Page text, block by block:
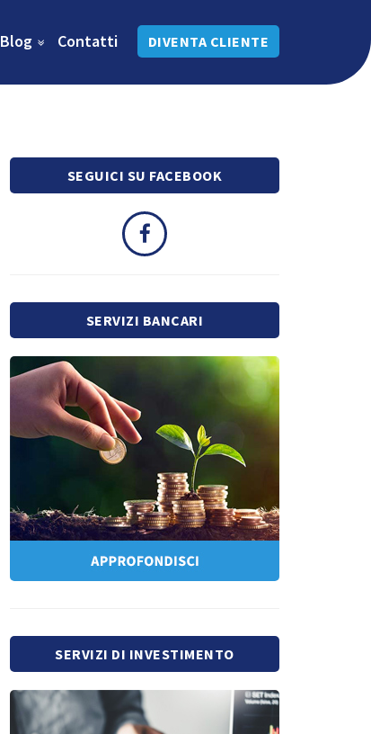
Blog Contatti DIVENTA CLIENTE
SEGUICI SU FACEBOOK
SERVIZI BANCARI
SERVIZI DI INVESTIMENTO